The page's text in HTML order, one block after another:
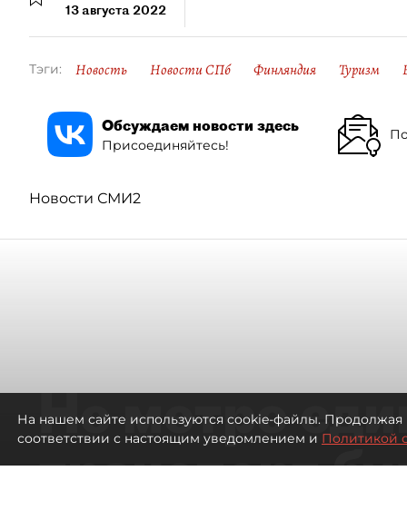
13 августа 2022
Тэги: Новость Новости СПб Финляндия Туризм
Обсуждаем новости здесь
Присоединяйтесь!
Новости СМИ2
Не метро
транспорт
На нашем сайте используются cookie-файлы. Продолжая
соответствии с настоящим уведомлением и Политикой